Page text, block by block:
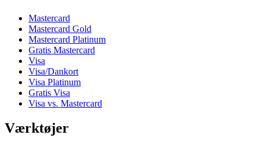
Mastercard
Mastercard Gold
Mastercard Platinum
Gratis Mastercard
Visa
Visa/Dankort
Visa Platinum
Gratis Visa
Visa vs. Mastercard
Værktøjer